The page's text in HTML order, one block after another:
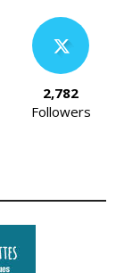
2,782
Followers